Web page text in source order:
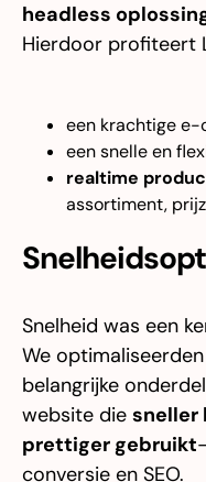
headless
Hierdoor profiteert
een krachtige
een snelle en
realtime
assortiment,
Snelheid was een
We
belangrijke
website die sneller
prettiger gebruikt
conversie en SEO.